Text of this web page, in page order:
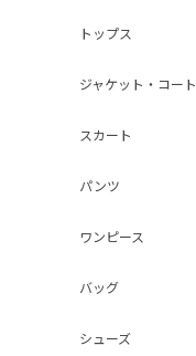
トップス
ジャケット・コート
スカート
パンツ
ワンピース
バッグ
シューズ